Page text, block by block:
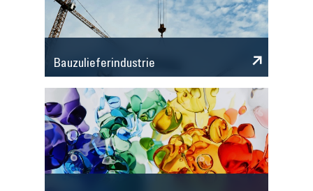
Bauzulieferindustrie